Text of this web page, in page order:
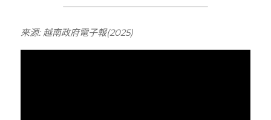
來源: 越南政府電子報(2025)